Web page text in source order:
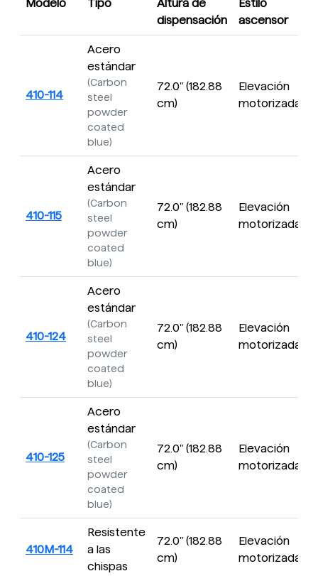
Modelo Tipo
Altura de
dispensación
Estilo
ascensor
410-114
Acero
estándar
(Carbon
steel
powder
coated
blue)
72.0" (182.88
cm)
Elevación
motorizada
410-115
Acero
estándar
(Carbon
steel
powder
coated
blue)
72.0" (182.88
cm)
Elevación
motorizada
410-124
Acero
estándar
(Carbon
steel
powder
coated
blue)
72.0" (182.88
cm)
Elevación
motorizada
410-125
Acero
estándar
(Carbon
steel
powder
coated
blue)
72.0" (182.88
cm)
Elevación
motorizada
410M-114
Resistente
a las
chispas
72.0" (182.88
cm)
Elevación
motorizada